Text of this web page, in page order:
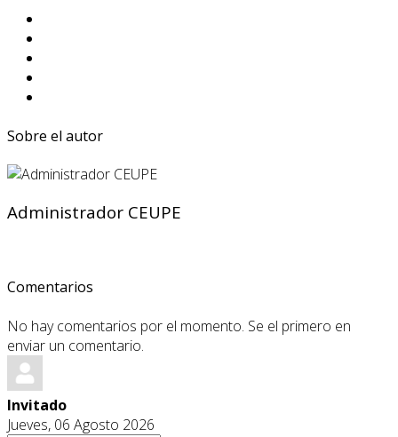
Sobre el autor
Administrador CEUPE
Comentarios
No hay comentarios por el momento. Se el primero en
enviar un comentario.
Invitado
Jueves, 06 Agosto 2026